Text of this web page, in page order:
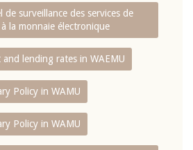
de surveillance des services de
la monnaie électronique
lending rates in WAEMU
Policy in WAMU
Policy in WAMU